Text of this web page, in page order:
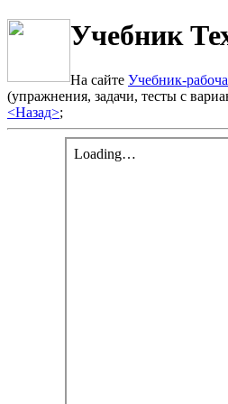
Учебник
На сайте Учебник-
(упражнения, задачи, тесты с
<Назад>;